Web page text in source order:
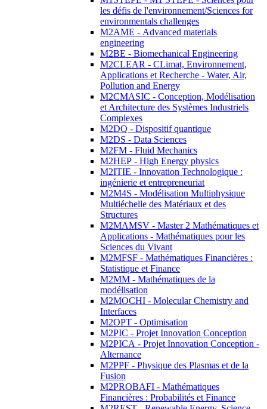
les défis de l'environnement/Sciences for
environmentals challenges
M2AME - Advanced materials
engineering
M2BE - Biomechanical Engineering
M2CLEAR - CLimat, Environnement,
Applications et Recherche - Water, Air,
Pollution and Energy
M2CMASIC - Conception, Modélisation
et Architecture des Systèmes Industriels
Complexes
M2DQ - Dispositif quantique
M2DS - Data Sciences
M2FM - Fluid Mechanics
M2HEP - High Energy physics
M2ITIE - Innovation Technologique :
ingénierie et entrepreneuriat
M2M4S - Modélisation Multiphysique
Multiéchelle des Matériaux et des
Structures
M2MAMSV - Master 2 Mathématiques et
Applications - Mathématiques pour les
Sciences du Vivant
M2MFSF - Mathématiques Financières :
Statistique et Finance
M2MM - Mathématiques de la
modélisation
M2MOCHI - Molecular Chemistry and
Interfaces
M2OPT - Optimisation
M2PIC - Projet Innovation Conception
M2PICA - Projet Innovation Conception -
Alternance
M2PPF - Physique des Plasmas et de la
Fusion
M2PROBAFI - Mathématiques
Financières : Probabilités et Finance